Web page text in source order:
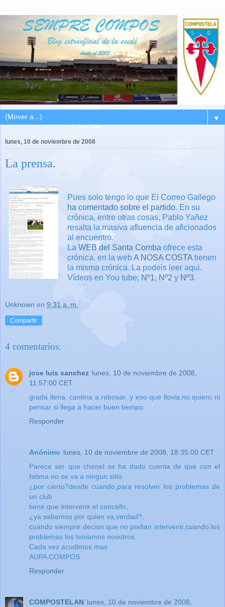
▼
lunes, 10 de noviembre de 2008
La prensa.
Pues solo tengo lo que El Correo Gallego
ha comentado sobre el partido. En su
crónica, entre otras cosas, Pablo Yañez
resalta la masiva afluencia de aficionados
al encuentro.
La WEB del Santa Comba ofrece esta
crónica. en la webA NOSA COSTA tienen
la misma crónica. La podeis leer aqui.
Vídeos en You tube; Nº1, Nº2 y Nº3.
Unknown en 9:31 a. m.
Compartir
4 comentarios:
jose luis sanchez lunes, 10 de noviembre de 2008,
11:57:00 CET
grada llena, cantina a rebosar, y eso que llovia,no quiero ni
pensar si llega a hacer buen tiempo.
Responder
Anónimo lunes, 10 de noviembre de 2008, 18:35:00 CET
Parece ser que chenel se ha dado cuenta de que con el
fatima no se va a ningun sitio.
¿por cierto?desde cuando,para resolver los problemas de
un club
tiene que intervenir el concello,
¿ya sabemos por quien va,verdad?,
cuando siempre decian que no podian intervenir,cuando los
problemas los teniamos nosotros.
Cada vez acudimos mas
AUPA COMPOS
Responder
COMPOSTELAN lunes, 10 de noviembre de 2008,